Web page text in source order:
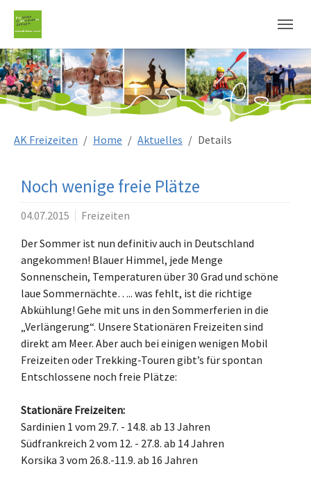
AK Freizeiten Home Aktuelles Details
Noch wenige freie Plätze
04.07.2015
Freizeiten
Der Sommer ist nun definitiv auch in Deutschland
angekommen! Blauer Himmel, jede Menge
Sonnenschein, Temperaturen über 30 Grad und schöne
laue Sommernächte….. was fehlt, ist die richtige
Abkühlung! Gehe mit uns in den Sommerferien in die
„Verlängerung“. Unsere Stationären Freizeiten sind
direkt am Meer. Aber auch bei einigen wenigen Mobil
Freizeiten oder Trekking-Touren gibt’s für spontan
Entschlossene noch freie Plätze:
Stationäre Freizeiten:
Sardinien 1 vom 29.7. - 14.8. ab 13 Jahren
Südfrankreich 2 vom 12. - 27.8. ab 14 Jahren
Korsika 3 vom 26.8.-11.9. ab 16 Jahren